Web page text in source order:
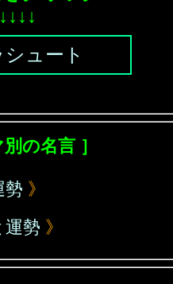
ュート
別の名言 ］
勢 》
運勢 》